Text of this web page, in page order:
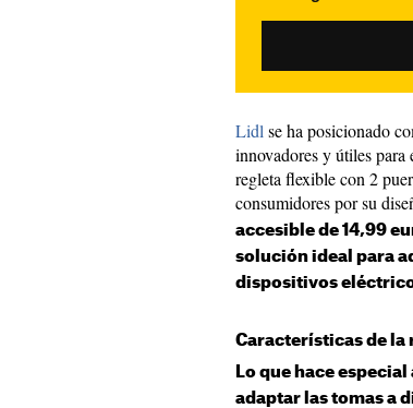
Lidl se ha posicionado
innovadores y útiles para
regleta flexible con 2
consumidores por su
accesible de 14,99
solución ideal para
dispositivos
Características de la
Lo que hace
adaptar las tomas a